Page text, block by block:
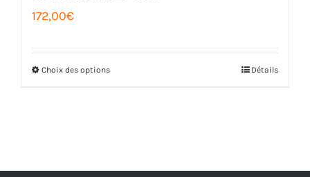
172,00€
Choix des optionsCe
Détails